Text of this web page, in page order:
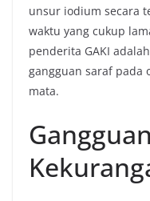
unsur iodium secara
waktu yang cukup
penderita GAKI
gangguan saraf pada
mata.